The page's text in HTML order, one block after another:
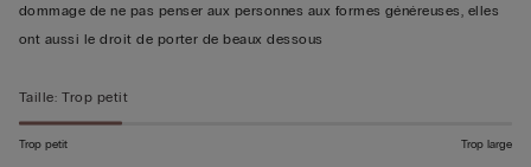
dommage de ne pas penser aux personnes aux formes généreuses, elles
ont aussi le droit de porter de beaux dessous
Taille: Trop petit
Trop petit Trop large